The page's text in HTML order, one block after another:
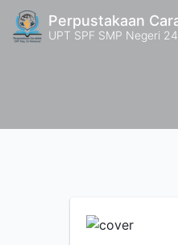
Perpustakaan
UPT SPF SMP Negeri